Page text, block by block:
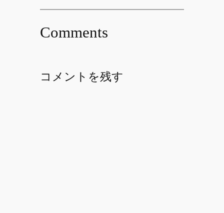
Comments
コメントを残す